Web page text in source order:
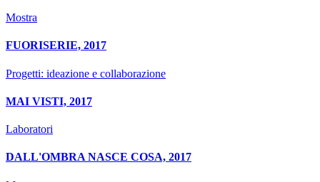
Mostra
FUORISERIE, 2017
Progetti: ideazione e collaborazione
MAI VISTI, 2017
Laboratori
DALL'OMBRA NASCE COSA, 2017